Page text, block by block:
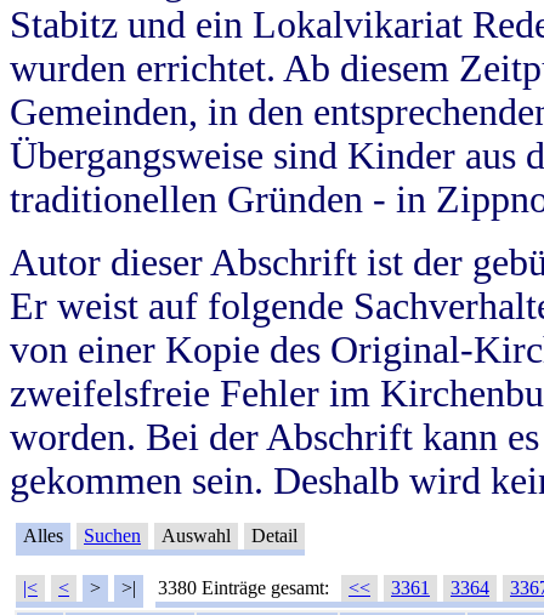
Stabitz und ein Lokalvikariat
wurden errichtet. Ab diesem
Gemeinden, in den
Übergangsweise sind Kinder aus
traditionellen Gründen - in
Autor dieser Abschrift ist der
Er weist auf folgende
von einer Kopie des Original-
zweifelsfreie Fehler im
worden. Bei der Abschrift kann
gekommen sein. Deshalb wird
Alles Suchen Auswahl Detail
|< < > >| 3380 Einträge gesamt: << 3361 3364